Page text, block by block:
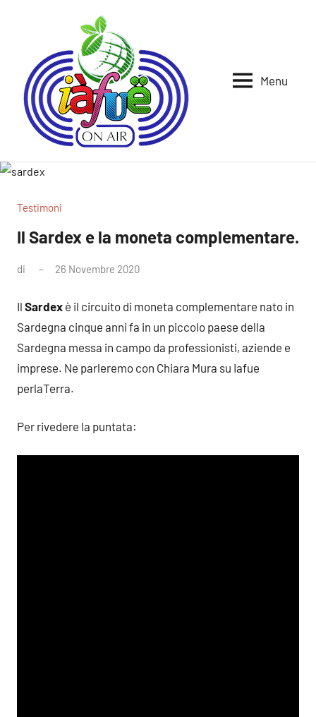
Iafue
Menu
Testimoni
Il Sardex e la moneta complementare.
di 26 Novembre 2020
Il Sardex è il circuito di moneta complementare nato in
Sardegna cinque anni fa in un piccolo paese della
Sardegna messa in campo da professionisti, aziende e
imprese. Ne parleremo con Chiara Mura su Iafue
perlaTerra.
Per rivedere la puntata: